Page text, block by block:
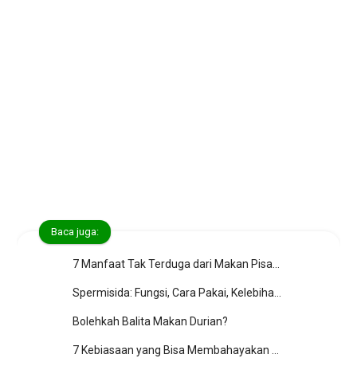
Baca juga:
Bolehkah Balita Makan Durian?